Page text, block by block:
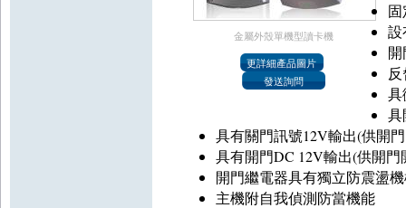
金屬外殼單機型讀卡機
設
具
具
具有關門訊號12V輸出(供開
具有開門DC 12V輸出(供開門
開門繼電器具有獨立防震盪
主機附自我偵測防當機能